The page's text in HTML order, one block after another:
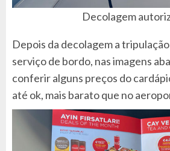
Decolagem
Depois da decolagem a
serviço de bordo, nas imagens
conferir alguns preços do
até ok, mais barato que no